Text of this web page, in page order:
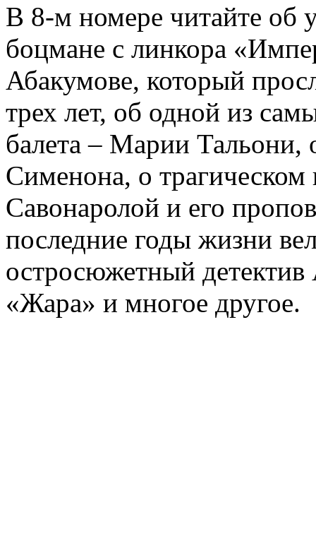
В 8-м номере читайте об
боцмане с линкора
Абакумове, который
трех лет, об одной из
балета – Марии
Сименона, о трагическом
Савонаролой и его
последние годы жизни
остросюжетный детектив
«Жара» и многое другое.